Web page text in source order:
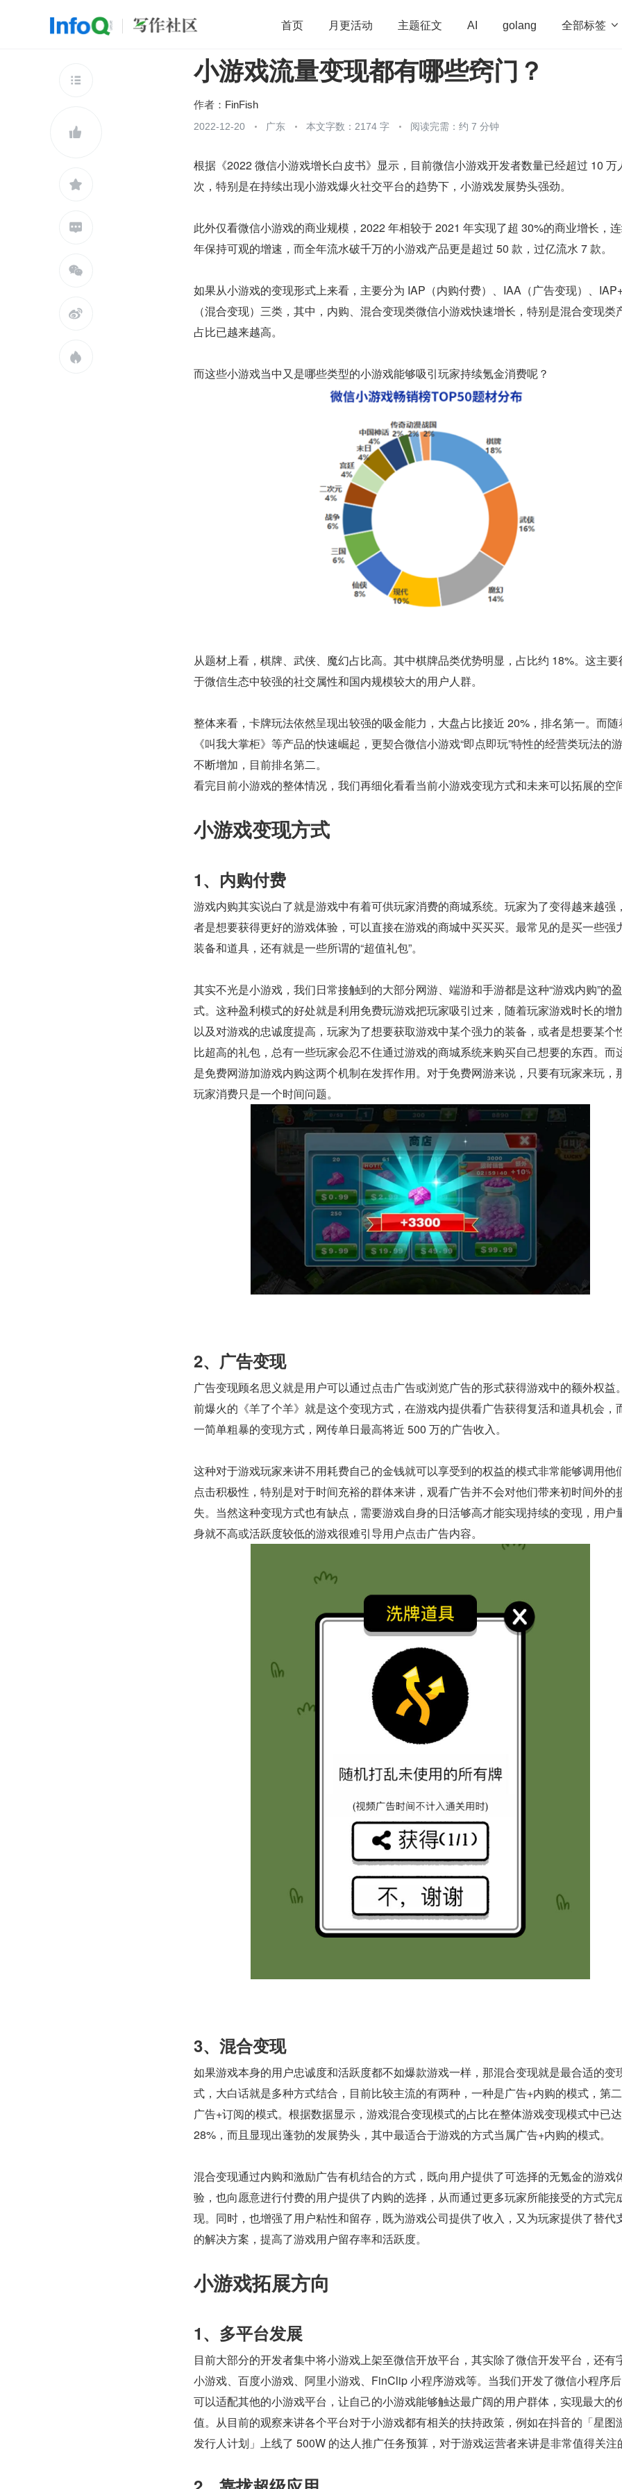
首页 月更活动 主题征文 AI golang 全部标签 
开源 架构 OpenHarmony 算法 学习方法 Web3.0
查看更多







小游戏流量变现都有哪些窍门？
作者： FinFish
2022-12-20 广东 本文字数：2174 字 阅读完需：约 7 分钟
根据《2022 微信小游戏增长白皮书》显示，目前微信小游戏开发者数量已经超过 10 万
次，特别是在持续出现小游戏爆火社交平台的趋势下，小游戏发展势头强劲。
此外仅看微信小游戏的商业规模，2022 年相较于 2021 年实现了超 30%的商业增长，
年保持可观的增速，而全年流水破千万的小游戏产品更是超过 50 款，过亿流水 7 款。
如果从小游戏的变现形式上来看，主要分为 IAP（内购付费）、IAA（广告变现）、
（混合变现）三类，其中，内购、混合变现类微信小游戏快速增长，特别是混合变现类
占比已越来越高。
而这些小游戏当中又是哪些类型的小游戏能够吸引玩家持续氪金消费呢？
从题材上看，棋牌、武侠、魔幻占比高。其中棋牌品类优势明显，占比约 18%。这主要
于微信生态中较强的社交属性和国内规模较大的用户人群。
整体来看，卡牌玩法依然呈现出较强的吸金能力，大盘占比接近 20%，排名第一。而随
《叫我大掌柜》等产品的快速崛起，更契合微信小游戏“即点即玩”特性的经营类玩法的
不断增加，目前排名第二。
看完目前小游戏的整体情况，我们再细化看看当前小游戏变现方式和未来可以拓展的空
小游戏变现方式
1、内购付费
游戏内购其实说白了就是游戏中有着可供玩家消费的商城系统。玩家为了变得越来越强
者是想要获得更好的游戏体验，可以直接在游戏的商城中买买买。最常见的是买一些强
装备和道具，还有就是一些所谓的“超值礼包”。
其实不光是小游戏，我们日常接触到的大部分网游、端游和手游都是这种“游戏内购”的
式。这种盈利模式的好处就是利用免费玩游戏把玩家吸引过来，随着玩家游戏时长的增
以及对游戏的忠诚度提高，玩家为了想要获取游戏中某个强力的装备，或者是想要某个
比超高的礼包，总有一些玩家会忍不住通过游戏的商城系统来购买自己想要的东西。而
是免费网游加游戏内购这两个机制在发挥作用。对于免费网游来说，只要有玩家来玩，
玩家消费只是一个时间问题。
2、广告变现
广告变现顾名思义就是用户可以通过点击广告或浏览广告的形式获得游戏中的额外权益
前爆火的《羊了个羊》就是这个变现方式，在游戏内提供看广告获得复活和道具机会，
一简单粗暴的变现方式，网传单日最高将近 500 万的广告收入。
这种对于游戏玩家来讲不用耗费自己的金钱就可以享受到的权益的模式非常能够调用他
点击积极性，特别是对于时间充裕的群体来讲，观看广告并不会对他们带来初时间外的
失。当然这种变现方式也有缺点，需要游戏自身的日活够高才能实现持续的变现，用户
身就不高或活跃度较低的游戏很难引导用户点击广告内容。
3、混合变现
如果游戏本身的用户忠诚度和活跃度都不如爆款游戏一样，那混合变现就是最合适的变
式，大白话就是多种方式结合，目前比较主流的有两种，一种是广告+内购的模式，第
广告+订阅的模式。根据数据显示，游戏混合变现模式的占比在整体游戏变现模式中已
28%，而且显现出蓬勃的发展势头，其中最适合于游戏的方式当属广告+内购的模式。
混合变现通过内购和激励广告有机结合的方式，既向用户提供了可选择的无氪金的游戏
验，也向愿意进行付费的用户提供了内购的选择，从而通过更多玩家所能接受的方式完
现。同时，也增强了用户粘性和留存，既为游戏公司提供了收入，又为玩家提供了替代
的解决方案，提高了游戏用户留存率和活跃度。
小游戏拓展方向
1、多平台发展
目前大部分的开发者集中将小游戏上架至微信开放平台，其实除了微信开发平台，还有
小游戏、百度小游戏、阿里小游戏、FinClip 小程序游戏等。当我们开发了微信小程序
可以适配其他的小游戏平台，让自己的小游戏能够触达最广阔的用户群体，实现最大的
值。从目前的观察来讲各个平台对于小游戏都有相关的扶持政策，例如在抖音的「星图
发行人计划」上线了 500W 的达人推广任务预算，对于游戏运营者来讲是非常值得关注